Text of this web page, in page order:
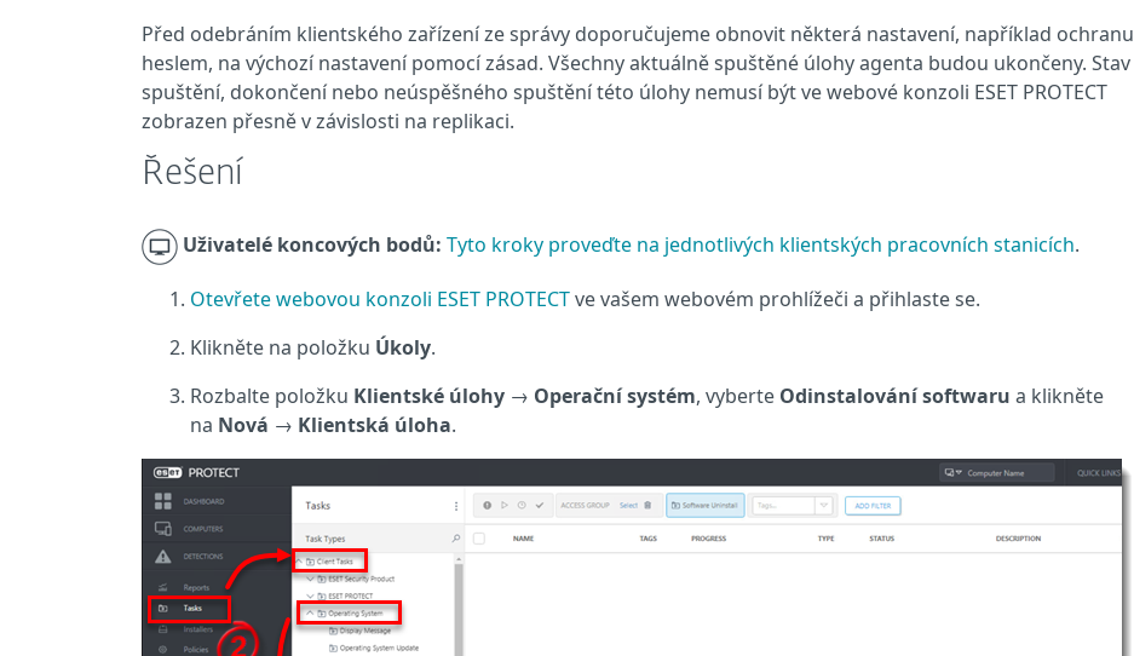
Před odebráním klientského zařízení ze správy doporučujeme obnovit některá nastavení, například ochranu
heslem, na výchozí nastavení pomocí zásad. Všechny aktuálně spuštěné úlohy agenta budou ukončeny. Stav
spuštění, dokončení nebo neúspěšného spuštění této úlohy nemusí být ve webové konzoli ESET PROTECT
zobrazen přesně v závislosti na replikaci.
Řešení
Uživatelé koncových bodů: Tyto kroky proveďte na jednotlivých klientských pracovních stanicích.
Otevřete webovou konzoli ESET PROTECTve vašem webovém prohlížeči a přihlaste se.
Klikněte na položku Úkoly.
Rozbalte položku Klientské úlohy → Operační systém, vyberte Odinstalování softwaru a klikněte
na Nová → Klientská úloha.